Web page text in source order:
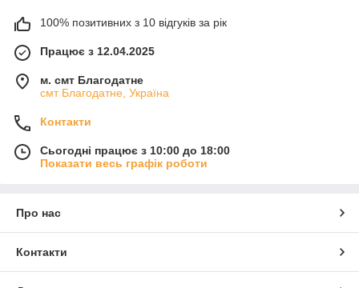
100% позитивних з 10 відгуків за рік
Працює з 12.04.2025
м. смт Благодатне
смт Благодатне, Україна
Контакти
Сьогодні працює з 10:00 до 18:00
Показати весь графік роботи
Про нас
Контакти